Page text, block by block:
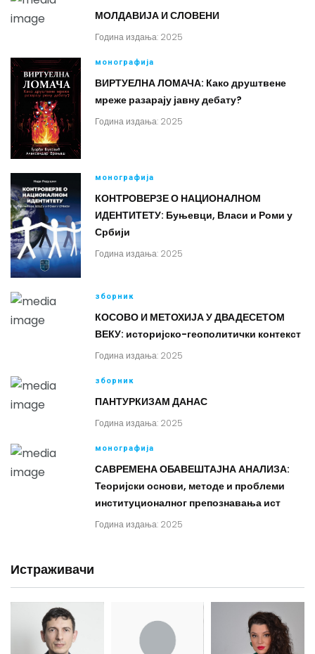
МОЛДАВИЈА И СЛОВЕНИ
Година издања: 2025
монографија
ВИРТУЕЛНА ЛОМАЧА: Како друштвене
мреже разарају јавну дебату?
Година издања: 2025
монографија
КОНТРОВЕРЗЕ О НАЦИОНАЛНОМ
ИДЕНТИТЕТУ: Буњевци, Власи и Роми у
Србији
Година издања: 2025
зборник
КОСОВО И МЕТОХИЈА У ДВАДЕСЕТОМ
ВЕКУ: историјско-геополитички контекст
Година издања: 2025
зборник
ПАНТУРКИЗАМ ДАНАС
Година издања: 2025
монографија
САВРЕМЕНА ОБАВЕШТАЈНА АНАЛИЗА:
Теоријски основи, методе и проблеми
институционалног препознавања ист
Година издања: 2025
Истраживачи